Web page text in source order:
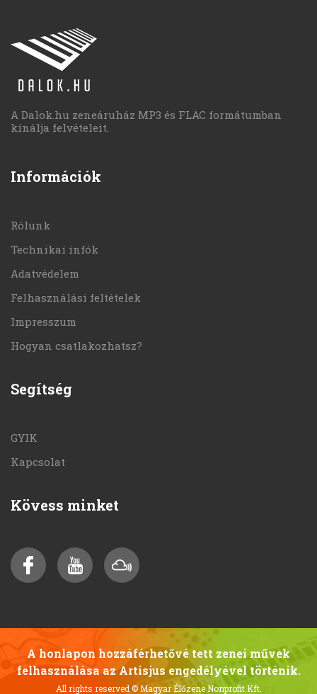
A Dalok.hu zeneáruház MP3 és FLAC formátumban
kínálja felvételeit.
Információk
Rólunk
Technikai infók
Adatvédelem
Felhasználási feltételek
Impresszum
Hogyan csatlakozhatsz?
Segítség
GYIK
Kapcsolat
Kövess minket
A honlapon hozzáférhetővé tett zenei művek
felhasználása az Artisjus engedélyével történik.
All rights reserved© Magyar Élőzene Nonprofit Kft.